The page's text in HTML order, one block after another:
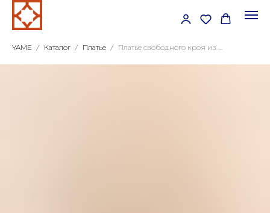
YAME Каталог Платье Платье свободного кроя из шелка